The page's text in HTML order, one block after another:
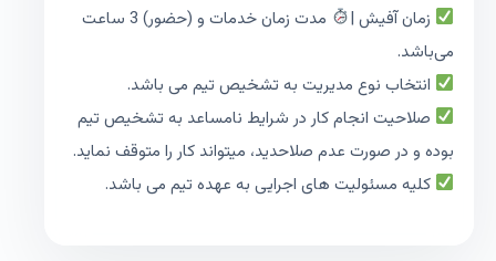
زمان آفیش |
مدت زمان خدمات و (حضور) 3 ساعت
می‌باشد.
انتخاب نوع مدیریت به تشخیص تیم می باشد.
صلاحیت انجام کار در شرایط نامساعد به تشخیص تیم
بوده و در صورت عدم صلاحدید، میتواند کار را متوقف نماید.
کلیه مسئولیت های اجرایی به عهده تیم می باشد.